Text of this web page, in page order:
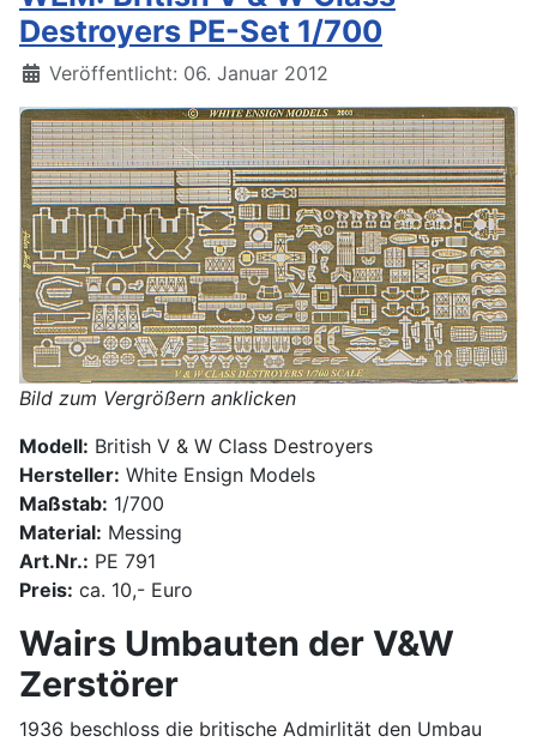
Destroyers PE-Set 1/700
Details
Veröffentlicht: 06. Januar 2012
Bild zum Vergrößern anklicken
Modell: British V & W Class Destroyers
Hersteller: White Ensign Models
Maßstab: 1/700
Material: Messing
Art.Nr.: PE 791
Preis: ca. 10,- Euro
Wairs Umbauten der V&W
Zerstörer
1936 beschloss die britische Admirlität den Umbau